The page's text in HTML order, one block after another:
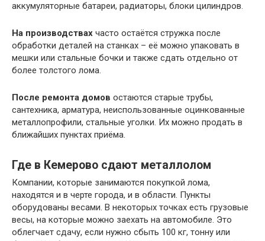
аккумуляторные батареи, радиаторы, блоки цилиндров.
На производствах часто остаётся стружка после
обработки деталей на станках – её можно упаковать в
мешки или стальные бочки и также сдать отдельно от
более толстого лома.
После ремонта домов остаются старые трубы,
сантехника, арматура, неиспользованные оцинкованные
металлопрофили, стальные уголки. Их можно продать в
ближайших пунктах приёма.
Где в Кемерово сдают металлолом
Компании, которые занимаются покупкой лома,
находятся и в черте города, и в области. Пункты
оборудованы весами. В некоторых точках есть грузовые
весы, на которые можно заехать на автомобиле. Это
облегчает сдачу, если нужно сбыть 100 кг, тонну или